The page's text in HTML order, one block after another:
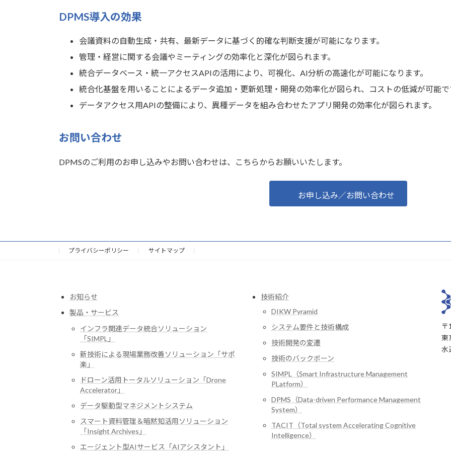
DPMS導入の効果
会議資料の自動生成・共有、最新データに基づく的確な判断支援が可能になります。
管理・経営に関する会議やミーティングの効率化と深化が図られます。
統合データベース・統一アクセスAPIの活用により、可視化、AI分析の高速化が可能になります。
統合化基盤を用いることによるデータ追加・更新処理・開発の効率化が図られ、コストの低減が可能で
データアクセス用APIの整備により、異種データを組み合わせたアプリ開発の効率化が図られます。
お問い合わせ
DPMSのご利用のお申し込みやお問い合わせは、こちらからお願いいたします。
お申し込み／お問い合わせ
プライバシーポリシー サイトマップ
お知らせ
製品・サービス
インフラ関連データ統合ソリューション
「SIMPL」
新技術による現場業務改善ソリューション「サポ
楽」
ドローン活用トータルソリューション「Drone
Accelerator」
データ駆動型マネジメントシステム
スマート資料管理＆暗黙知活用ソリューション
「Insight Archives」
エージェント型AIサービス「AIアシスタント」
技術紹介
DIKW Pyramid
システム要件と技術構成
技術開発の変遷
技術のバックボーン
SIMPL（Smart Infrastructure Management
PLatform）
DPMS（Data-driven Performance Management
System）
TACIT（Total system Accelerating Cognitive
Intelligence）
〒
東
水